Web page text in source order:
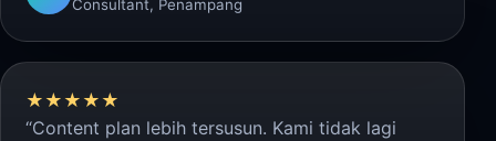
Consultant, Penampang
★★★★★
“Content plan lebih tersusun. Kami tidak lagi